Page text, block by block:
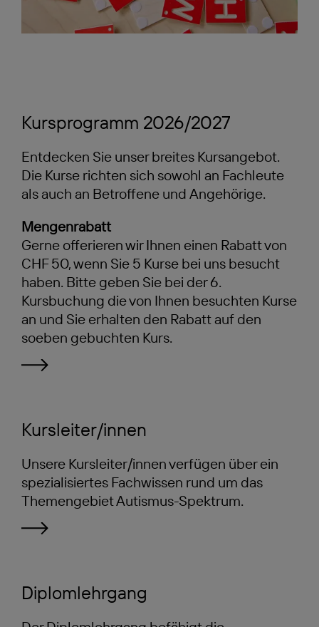
Kursprogramm 2026/2027
Entdecken Sie unser breites Kursangebot.
Die Kurse richten sich sowohl an Fachleute
als auch an Betroffene und Angehörige.
Mengenrabatt
Gerne offerieren wir Ihnen einen Rabatt von
CHF 50, wenn Sie 5 Kurse bei uns besucht
haben. Bitte geben Sie bei der 6.
Kursbuchung die von Ihnen besuchten Kurse
an und Sie erhalten den Rabatt auf den
soeben gebuchten Kurs.
Kursleiter/innen
Unsere Kursleiter/innen verfügen über ein
spezialisiertes Fachwissen rund um das
Themengebiet Autismus-Spektrum.
Diplomlehrgang